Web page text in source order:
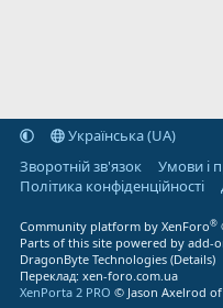
Українська (UA)
Зворотній зв'язок
Умови і
Політика конфіденційності
Community platform by XenForo®
Parts of this site powered byadd-
DragonByte Technologies (Details)
Переклад:xen-foro.com.ua
XenPorta 2 PRO © Jason Axelrod